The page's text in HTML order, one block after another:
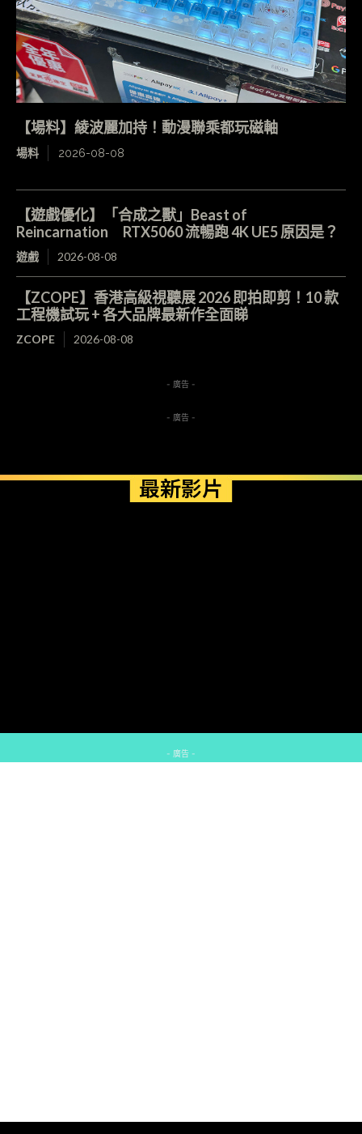
【場料】綾波麗加持！動漫聯乘都玩磁軸
場料 2026-08-08
【遊戲優化】「合成之獸」Beast of
Reincarnation RTX5060 流暢跑 4K UE5 原因是？
遊戲 2026-08-08
【ZCOPE】香港高級視聽展 2026 即拍即剪！10 款
工程機試玩 + 各大品牌最新作全面睇
ZCOPE 2026-08-08
- 廣告 -
- 廣告 -
最新影片
- 廣告 -